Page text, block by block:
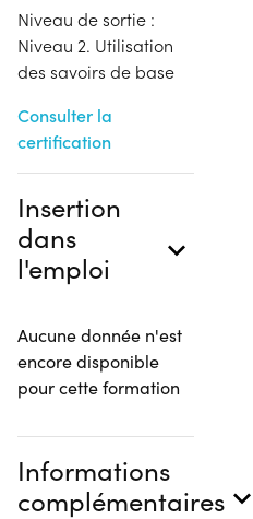
Niveau de sortie :
Niveau 2. Utilisation
des savoirs de base
Consulter la
certification
Insertion
dans
l'emploi
Aucune donnée n'est
encore disponible
pour cette formation
Informations
complémentaires